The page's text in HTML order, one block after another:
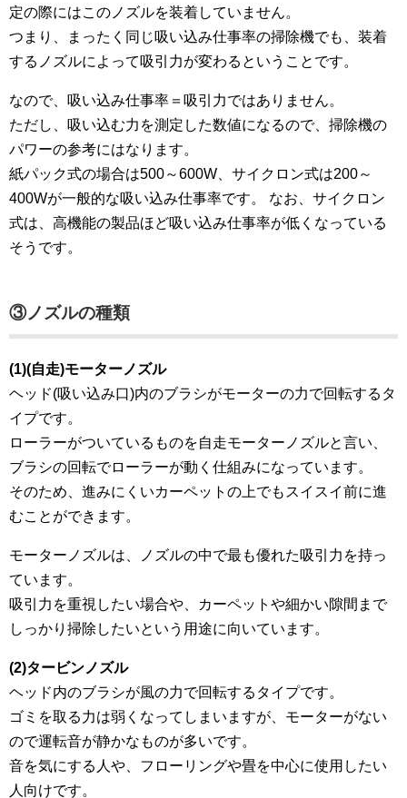
定の際にはこのノズルを装着していません。
つまり、まったく同じ吸い込み仕事率の掃除機でも、装着
するノズルによって吸引力が変わるということです。
なので、吸い込み仕事率＝吸引力ではありません。
ただし、吸い込む力を測定した数値になるので、掃除機の
パワーの参考にはなります。
紙パック式の場合は500～600W、サイクロン式は200～
400Wが一般的な吸い込み仕事率です。 なお、サイクロン
式は、高機能の製品ほど吸い込み仕事率が低くなっている
そうです。
③ノズルの種類
(1)(自走)モーターノズル
ヘッド(吸い込み口)内のブラシがモーターの力で回転するタ
イプです。
ローラーがついているものを自走モーターノズルと言い、
ブラシの回転でローラーが動く仕組みになっています。
そのため、進みにくいカーペットの上でもスイスイ前に進
むことができます。
モーターノズルは、ノズルの中で最も優れた吸引力を持っ
ています。
吸引力を重視したい場合や、カーペットや細かい隙間まで
しっかり掃除したいという用途に向いています。
(2)タービンノズル
ヘッド内のブラシが風の力で回転するタイプです。
ゴミを取る力は弱くなってしまいますが、モーターがない
ので運転音が静かなものが多いです。
音を気にする人や、フローリングや畳を中心に使用したい
人向けです。